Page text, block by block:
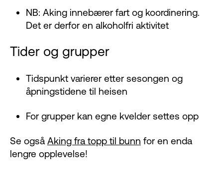
NB: Aking innebærer fart og koordinering.
Det er derfor en alkoholfri aktivitet
Tider og grupper
Tidspunkt varierer etter sesongen og
åpningstidene til heisen
For grupper kan egne kvelder settes opp
Se også Aking fra topp til bunn for en enda
lengre opplevelse!